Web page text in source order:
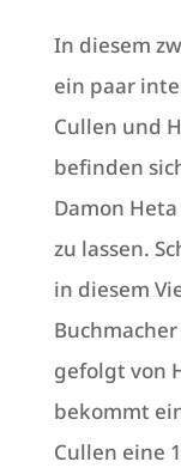
In diesem
ein paar
Cullen und
befinden
Damon
zu lassen.
in diesem
gefolgt von
bekommt
Cullen eine